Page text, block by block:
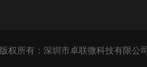
版权所有：深圳市卓联微科技有限公司